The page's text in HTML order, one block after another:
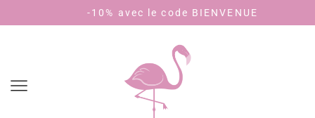
-10% avec le code BIENVENUE